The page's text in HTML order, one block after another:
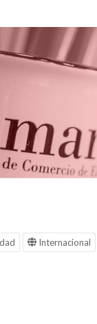
Internacional